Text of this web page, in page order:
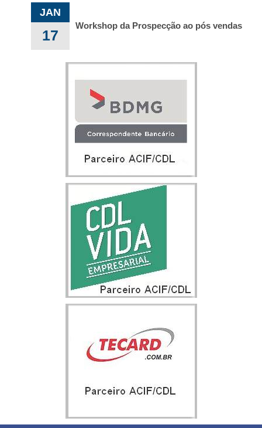
JAN
17
Workshop da Prospecção ao pós vendas